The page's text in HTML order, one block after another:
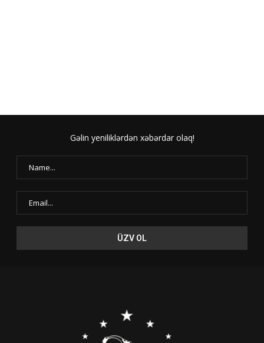
Gəlin yeniliklərdən xəbərdar olaq!